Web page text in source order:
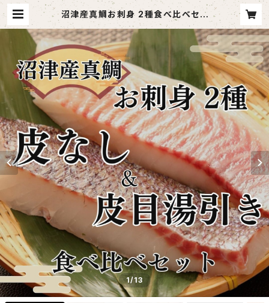
沼津産真鯛お刺身 2種食べ比べセッ
ト 鯛皮なし刺身 130g×2袋 鯛皮目
湯引き済み 130g×2袋 | otodoket
ai
1/13